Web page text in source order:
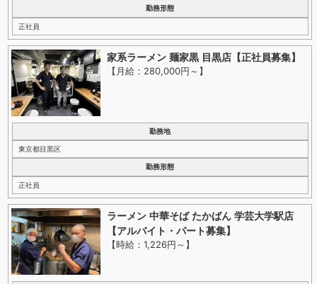
勤務形態
正社員
家系ラーメン 麺家黒 目黒店【正社員募集】
【月給：280,000円～ 】
勤務地
東京都目黒区
勤務形態
正社員
ラーメン 中華そば たかばん 学芸大学駅店
【アルバイト・パート募集】
【時給：1,226円～ 】